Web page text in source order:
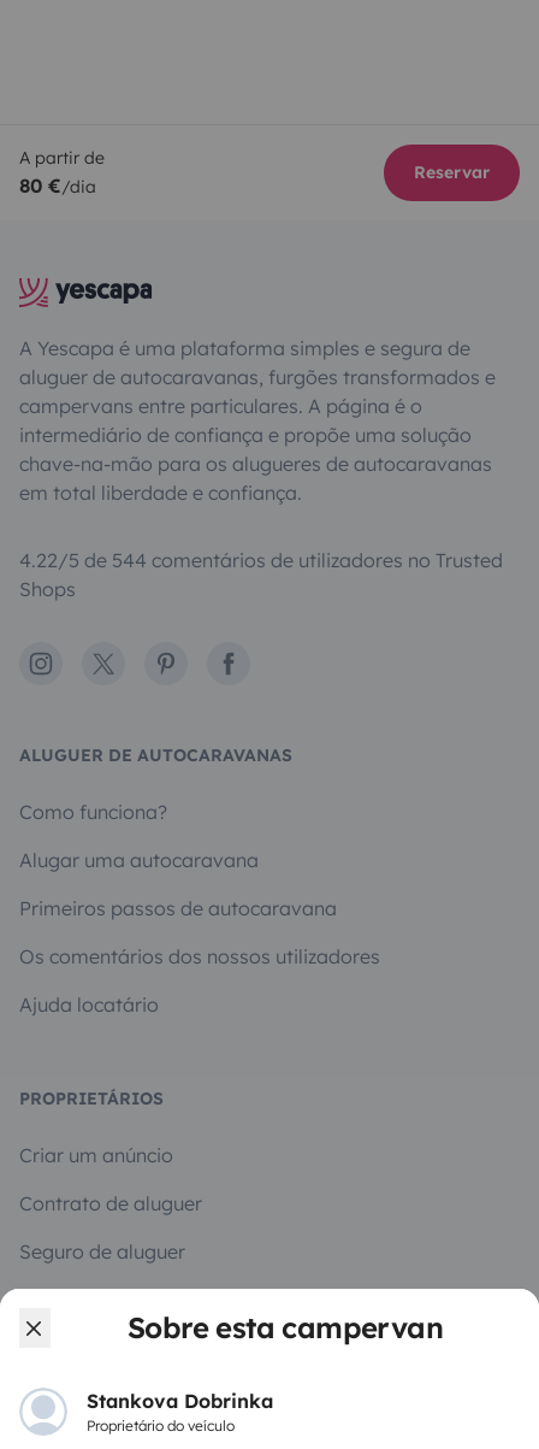
Sobre esta campervan
Stankova Dobrinka
Proprietário do veículo
A partir de
80 €/dia
Reservar
A Yescapa é uma plataforma simples e segura de
aluguer de autocaravanas, furgões transformados e
campervans entre particulares. A página é o
intermediário de confiança e propõe uma solução
chave-na-mão para os alugueres de autocaravanas
em total liberdade e confiança.
4.22/5 de 544 comentários de utilizadores no Trusted
Shops
Instagram
X PinterestFacebook
ALUGUER DE AUTOCARAVANAS
Como funciona?
Alugar uma autocaravana
Primeiros passos de autocaravana
Os comentários dos nossos utilizadores
Ajuda locatário
PROPRIETÁRIOS
Criar um anúncio
Contrato de aluguer
Seguro de aluguer